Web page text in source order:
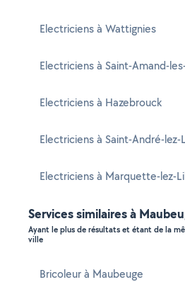
Electriciens à Wattignies
Electriciens à Saint-Amand-
Electriciens à Hazebrouck
Electriciens à Saint-André-lez-
Electriciens à Marquette-lez-
Services similaires à
Ayant le plus de résultats et étant de la
ville
Bricoleur à Maubeuge